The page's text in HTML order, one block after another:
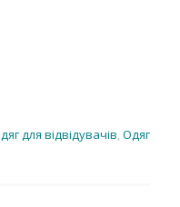
для відвідувачів,Одяг